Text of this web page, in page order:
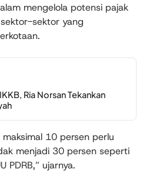
mengelola potensi pajak
sektor yang
Ria Norsan Tekankan
10 persen perlu
menjadi 30 persen seperti
PDRB,” ujarnya.